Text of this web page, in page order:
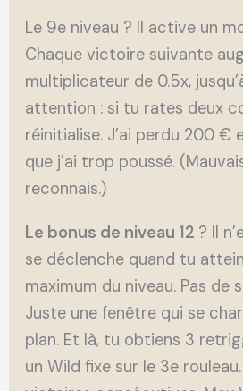
Le 9e niveau ? Il active un
Chaque victoire suivante
multiplicateur de 0.5x,
attention : si tu rates deux
réinitialise. J’ai perdu 200 €
que j’ai trop poussé.
reconnais.)
Le bonus de niveau 12 ? Il
se déclenche quand tu
maximum du niveau. Pas de
Juste une fenêtre qui se
plan. Et là, tu obtiens 3
un Wild fixe sur le 3e rouleau.